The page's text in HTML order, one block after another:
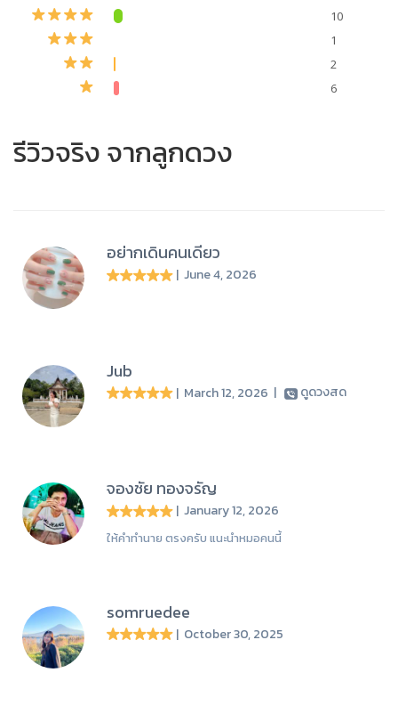
10
1
2
6
รีวิวจริง จากลูกดวง
อย่ากเดินคนเดียว
| June 4, 2026
Jub
| March 12, 2026 | ดูดวงสด
จองชัย ทองจรัญ
| January 12, 2026
ให้คำทำนาย ตรงครับ แนะนำหมอคนนี้
somruedee
| October 30, 2025